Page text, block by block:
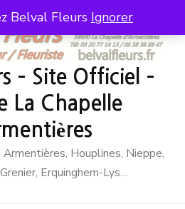
Belval Fleurs Ignorer
– Site Officiel –
La Chapelle
Houplines, Nieppe,
Erquinghem-Lys…